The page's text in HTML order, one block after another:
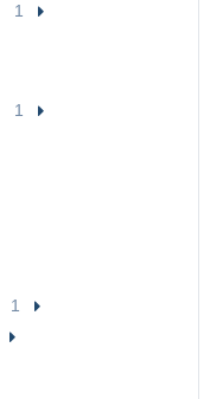
1
1
1